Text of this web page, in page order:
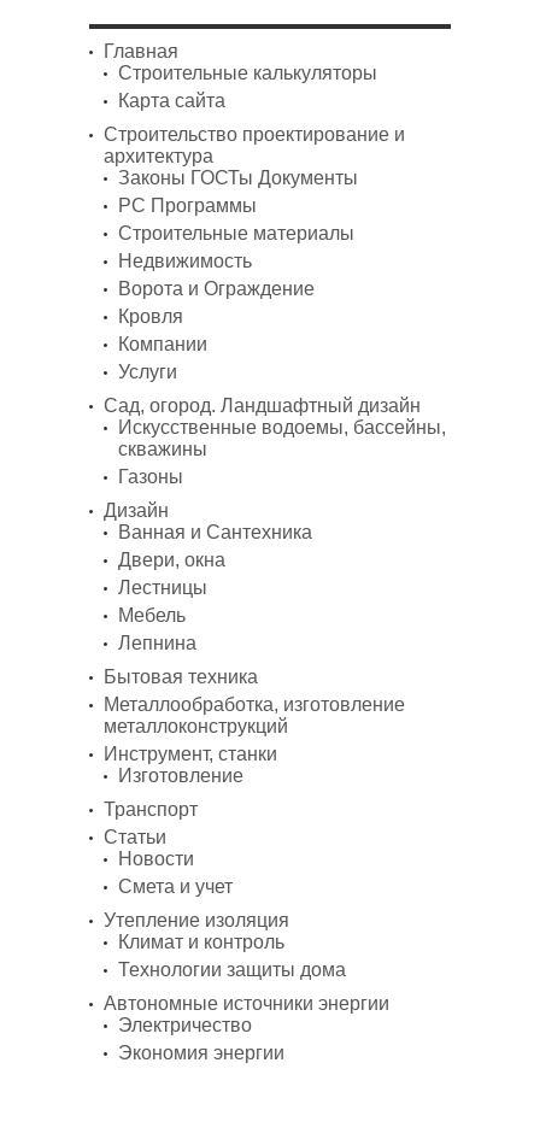
Главная
Строительные калькуляторы
Карта сайта
Строительство проектирование и
архитектура
Законы ГОСТы Документы
PC Программы
Строительные материалы
Недвижимость
Ворота и Ограждение
Кровля
Компании
Услуги
Сад, огород. Ландшафтный дизайн
Искусственные водоемы, бассейны,
скважины
Газоны
Дизайн
Ванная и Сантехника
Двери, окна
Лестницы
Мебель
Лепнина
Бытовая техника
Металлообработка, изготовление
металлоконструкций
Инструмент, станки
Изготовление
Транспорт
Статьи
Новости
Смета и учет
Утепление изоляция
Климат и контроль
Технологии защиты дома
Автономные источники энергии
Электричество
Экономия энергии